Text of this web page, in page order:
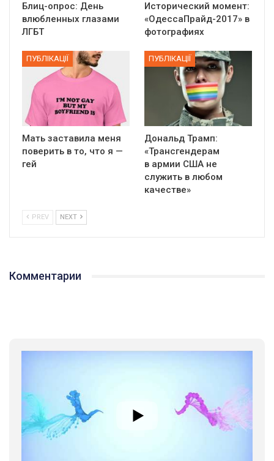
Блиц-опрос: День
влюбленных глазами
ЛГБТ
Исторический момент:
«ОдессаПрайд-2017» в
фотографиях
ПУБЛІКАЦІЇ
Мать заставила меня
поверить в то, что я —
гей
ПУБЛІКАЦІЇ
Дональд Трамп:
«Трансгендерам
в армии США не
служить в любом
качестве»
PREV NEXT
Комментарии